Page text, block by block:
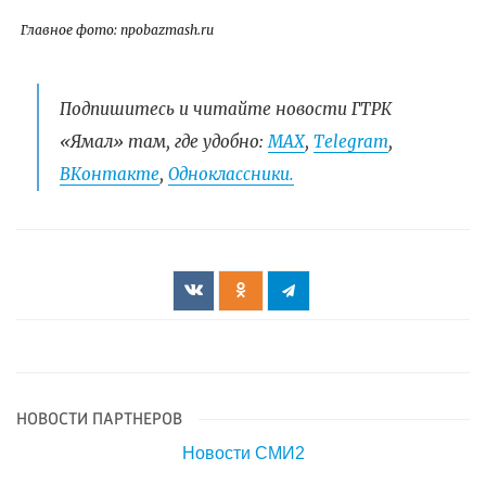
Главное фото: npobazmash.ru
Подпишитесь и читайте новости ГТРК
«Ямал» там, где удобно:МАХ, Telegram,
ВКонтакте, Одноклассники.
НОВОСТИ ПАРТНЕРОВ
Новости СМИ2